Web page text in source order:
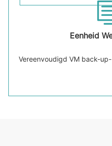
Eenheid
Vereenvoudigd VM back-